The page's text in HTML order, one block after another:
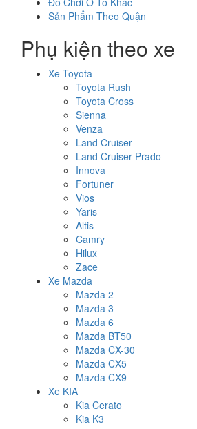
Sản Phẩm Theo Quận
Phụ kiện theo xe
Xe Toyota
Toyota Rush
Toyota Cross
Sienna
Venza
Land Cruiser
Land Cruiser Prado
Innova
Fortuner
Vios
Yaris
Altis
Camry
Hilux
Zace
Xe Mazda
Mazda 2
Mazda 3
Mazda 6
Mazda BT50
Mazda CX-30
Mazda CX5
Mazda CX9
Xe KIA
Kia Cerato
Kia K3